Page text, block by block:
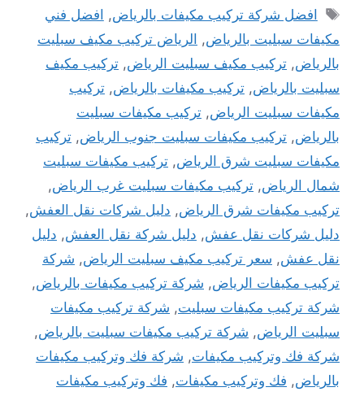
الوسوم
افضل شركة تركيب مكيفات بالرياض, افضل فني
مكيفات سبليت بالرياض, الرياض تركيب مكيف سبليت
بالرياض, تركيب مكيف سبليت الرياض, تركيب مكيف
سبليت بالرياض, تركيب مكيفات بالرياض, تركيب
مكيفات سبليت الرياض, تركيب مكيفات سبليت
بالرياض, تركيب مكيفات سبليت جنوب الرياض, تركيب
مكيفات سبليت شرق الرياض, تركيب مكيفات سبليت
شمال الرياض, تركيب مكيفات سبليت غرب الرياض,
تركيب مكيفات شرق الرياض, دليل شركات نقل العفش,
دليل شركات نقل عفش, دليل شركة نقل العفش, دليل
نقل عفش, سعر تركيب مكيف سبليت الرياض, شركة
تركيب مكيفات الرياض, شركة تركيب مكيفات بالرياض,
شركة تركيب مكيفات سبليت, شركة تركيب مكيفات
سبليت الرياض, شركة تركيب مكيفات سبليت بالرياض,
شركة فك وتركيب مكيفات, شركة فك وتركيب مكيفات
بالرياض, فك وتركيب مكيفات, فك وتركيب مكيفات